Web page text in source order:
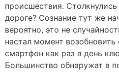
происшествия.
дороге? Сознание тут же
вероятно, это не
настал момент
смартфон как раз в день
Большинство обнаружат в